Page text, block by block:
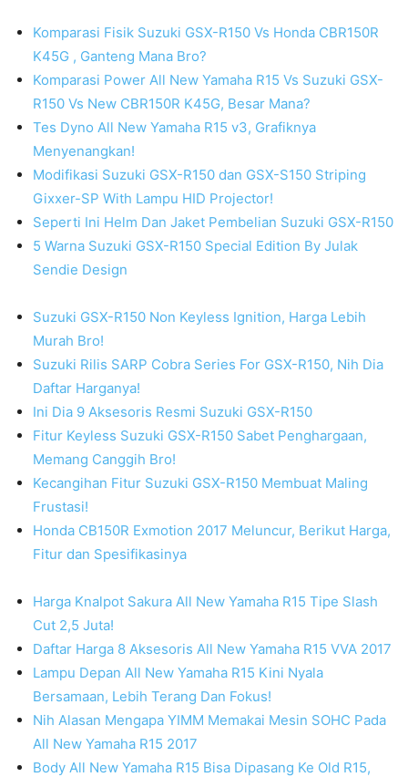
Komparasi Fisik Suzuki GSX-R150 Vs Honda CBR150R
K45G , Ganteng Mana Bro?
Komparasi Power All New Yamaha R15 Vs Suzuki GSX-
R150 Vs New CBR150R K45G, Besar Mana?
Tes Dyno All New Yamaha R15 v3, Grafiknya
Menyenangkan!
Modifikasi Suzuki GSX-R150 dan GSX-S150 Striping
Gixxer-SP With Lampu HID Projector!
Seperti Ini Helm Dan Jaket Pembelian Suzuki GSX-R150
5 Warna Suzuki GSX-R150 Special Edition By Julak
Sendie Design
Suzuki GSX-R150 Non Keyless Ignition, Harga Lebih
Murah Bro!
Suzuki Rilis SARP Cobra Series For GSX-R150, Nih Dia
Daftar Harganya!
Ini Dia 9 Aksesoris Resmi Suzuki GSX-R150
Fitur Keyless Suzuki GSX-R150 Sabet Penghargaan,
Memang Canggih Bro!
Kecangihan Fitur Suzuki GSX-R150 Membuat Maling
Frustasi!
Honda CB150R Exmotion 2017 Meluncur, Berikut Harga,
Fitur dan Spesifikasinya
Harga Knalpot Sakura All New Yamaha R15 Tipe Slash
Cut 2,5 Juta!
Daftar Harga 8 Aksesoris All New Yamaha R15 VVA 2017
Lampu Depan All New Yamaha R15 Kini Nyala
Bersamaan, Lebih Terang Dan Fokus!
Nih Alasan Mengapa YIMM Memakai Mesin SOHC Pada
All New Yamaha R15 2017
Body All New Yamaha R15 Bisa Dipasang Ke Old R15,